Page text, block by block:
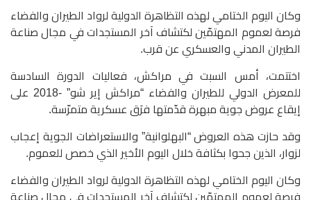
وكان اليوم الختامي لهذه التظاهرة الدولية لرواد الطيران والفضاء
فرصة لعموم المهتمّين لكتشاف آخر المستجدات في مجال صناعة
الطيران المدني والعسكري عن قرب.
اختتمت، أمس السبت في مراكش، فعاليات الدورة السادسة
للمعرض الدولي للطيران والفضاء “مراكش إير شو” -2018 على
إيقاع عروض جوية مبهرة قدّمتها فرَق عسكرية متمرّسة.
وقد حازت هذه العروض “البهلوانية” والاستعراضات الجوية إعجاب
لزوار، الذين جحوا بكثافة خلال اليوم الأخير الذي خصص للعموم.
وكان اليوم الختامي لهذه التظاهرة الدولية لرواد الطيران والفضاء
فرصة لعموم المهتمّين لكتشاف آخر المستجدات في مجال صناعة